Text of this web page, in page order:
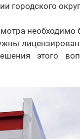
городского
этого